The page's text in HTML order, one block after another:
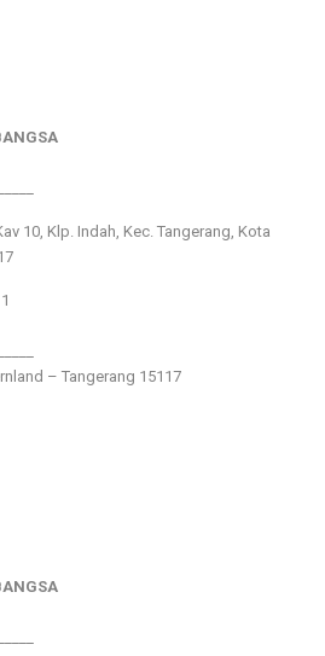
10, Klp. Indah, Kec. Tangerang, Kota
– Tangerang 15117